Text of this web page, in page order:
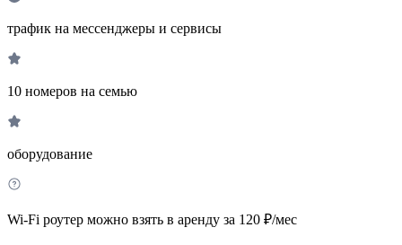
трафик на мессенджеры и сервисы
10 номеров на семью
оборудование
Wi-Fi роутер можно взять в аренду за 120 ₽/мес